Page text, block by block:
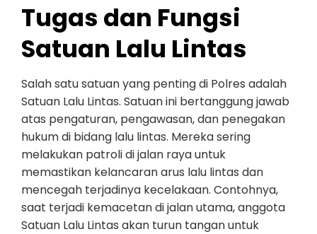
Tugas dan Fungsi
Satuan Lalu Lintas
Salah satu satuan yang penting di Polres adalah
Satuan Lalu Lintas. Satuan ini bertanggung jawab
atas pengaturan, pengawasan, dan penegakan
hukum di bidang lalu lintas. Mereka sering
melakukan patroli di jalan raya untuk
memastikan kelancaran arus lalu lintas dan
mencegah terjadinya kecelakaan. Contohnya,
saat terjadi kemacetan di jalan utama, anggota
Satuan Lalu Lintas akan turun tangan untuk